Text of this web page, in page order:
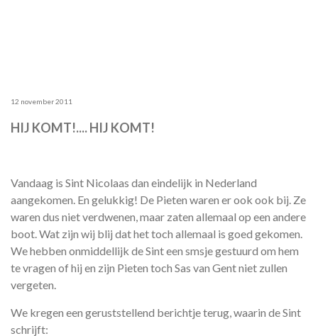
12 november 2011
HIJ KOMT!.... HIJ KOMT!
Vandaag is Sint Nicolaas dan eindelijk in Nederland
aangekomen. En gelukkig! De Pieten waren er ook ook bij. Ze
waren dus niet verdwenen, maar zaten allemaal op een andere
boot. Wat zijn wij blij dat het toch allemaal is goed gekomen.
We hebben onmiddellijk de Sint een smsje gestuurd om hem
te vragen of hij en zijn Pieten toch Sas van Gent niet zullen
vergeten.
We kregen een geruststellend berichtje terug, waarin de Sint
schrijft: